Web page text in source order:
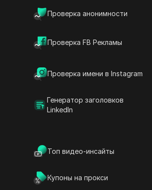
Проверка анонимности
Проверка FB Рекламы
Проверка имени в Instagram
Генератор заголовков
LinkedIn
Топ видео-инсайты
Купоны на прокси
Наслаждайтесь
функциям, не
находитесь ли вы на бесплатном
доступом, делиться
сотрудничество сегодня с Tutorly и
на основе ИИ
Создатель флеш-карт на основе ИИ